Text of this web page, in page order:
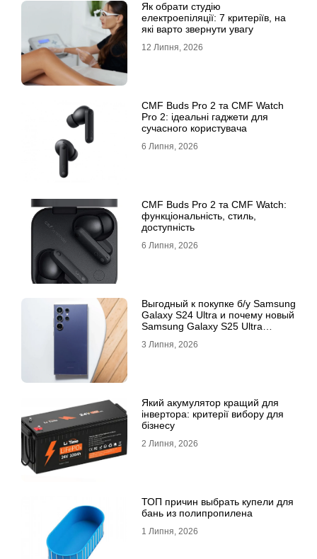
Як обрати студію
електроепіляції: 7 критеріїв, на
які варто звернути увагу
12 Липня, 2026
CMF Buds Pro 2 та CMF Watch
Pro 2: ідеальні гаджети для
сучасного користувача
6 Липня, 2026
CMF Buds Pro 2 та CMF Watch:
функціональність, стиль,
доступність
6 Липня, 2026
Выгодный к покупке б/у Samsung
Galaxy S24 Ultra и почему новый
Samsung Galaxy S25 Ultra
3 Липня, 2026
Який акумулятор кращий для
інвертора: критерії вибору для
бізнесу
2 Липня, 2026
ТОП причин выбрать купели для
бань из полипропилена
1 Липня, 2026